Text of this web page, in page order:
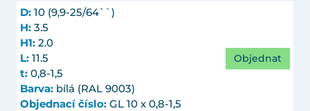
D: 10 (9,9-25/64``)
H: 3.5
H1: 2.0
L: 11.5
t: 0,8-1,5
Barva: bílá (RAL 9003)
Objednací číslo: GL 10 x 0,8-1,5
Objednat